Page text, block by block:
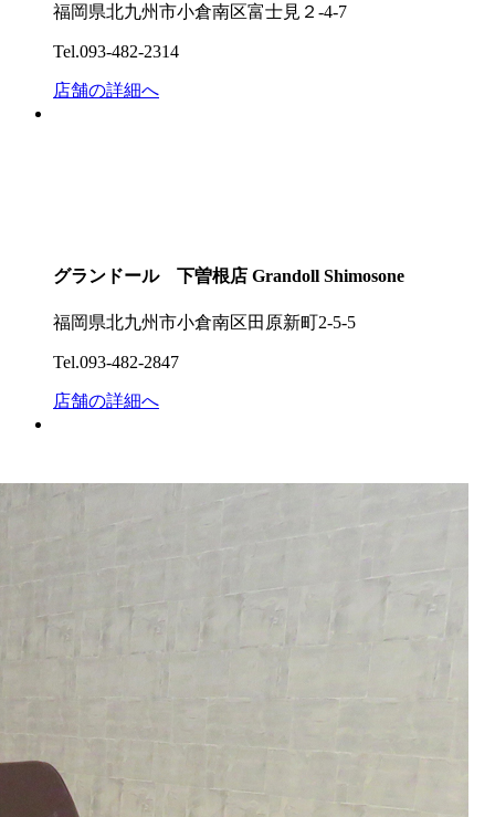
福岡県北九州市小倉南区富士見２-4-7
Tel.093-482-2314
店舗の詳細へ
グランドール 下曽根店 Grandoll Shimosone
福岡県北九州市小倉南区田原新町2-5-5
Tel.093-482-2847
店舗の詳細へ